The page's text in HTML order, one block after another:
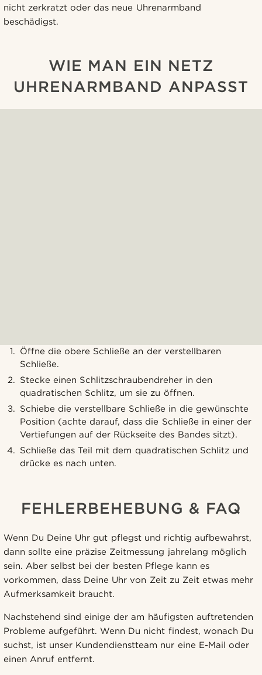
nicht zerkratzt oder das neue Uhrenarmband
beschädigst.
WIE MAN EIN NETZ
UHRENARMBAND ANPASST
Öffne die obere Schließe an der verstellbaren
Schließe.
Stecke einen Schlitzschraubendreher in den
quadratischen Schlitz, um sie zu öffnen.
Schiebe die verstellbare Schließe in die gewünschte
Position (achte darauf, dass die Schließe in einer der
Vertiefungen auf der Rückseite des Bandes sitzt).
Schließe das Teil mit dem quadratischen Schlitz und
drücke es nach unten.
FEHLERBEHEBUNG & FAQ
Wenn Du Deine Uhr gut pflegst und richtig aufbewahrst,
dann sollte eine präzise Zeitmessung jahrelang möglich
sein. Aber selbst bei der besten Pflege kann es
vorkommen, dass Deine Uhr von Zeit zu Zeit etwas mehr
Aufmerksamkeit braucht.
Nachstehend sind einige der am häufigsten auftretenden
Probleme aufgeführt. Wenn Du nicht findest, wonach Du
suchst, ist unser Kundendienstteam nur eine E-Mail oder
einen Anruf entfernt.